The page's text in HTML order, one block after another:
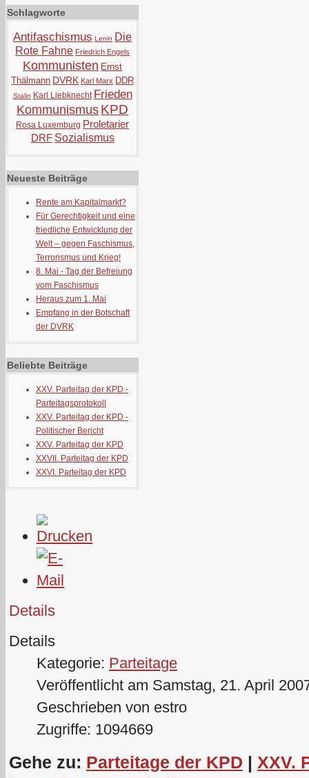
Schlagworte
Antifaschismus Lenin Die
Rote Fahne Friedrich Engels
Kommunisten Ernst
Thälmann DVRK Karl Marx DDR
Stalin Karl Liebknecht Frieden
Kommunismus KPD
Rosa Luxemburg Proletarier
DRF Sozialismus
Neueste Beiträge
Rente am Kapitalmarkt?
Für Gerechtigkeit und eine
friedliche Entwicklung der
Welt – gegen Faschismus,
Terrorismus und Krieg!
8. Mai - Tag der Befreiung
vom Faschismus
Heraus zum 1. Mai
Empfang in der Botschaft
der DVRK
Beliebte Beiträge
XXV. Parteitag der KPD -
Parteitagsprotokoll
XXV. Parteitag der KPD -
Politischer Bericht
XXV. Parteitag der KPD
XXVII. Parteitag der KPD
XXVI. Parteitag der KPD
Details
Details
Kategorie: Parteitage
Veröffentlicht am Samstag, 21. April
Geschrieben von estro
Zugriffe: 1094669
Gehe zu: Parteitage der KPD | XXV.